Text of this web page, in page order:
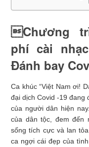
Chương
phí cài
Đánh bay
Ca khúc “Việt Nam ơi!
đại dịch Covid -19 đang
của người dân hiện
của dân tộc, đem đến
sống tích cực và lan
ca ngợi cái đẹp của